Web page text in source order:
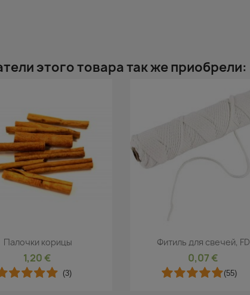
этого товара так же приобрели:
Быстрый просмотр
Палочки корицы
1,20 €
(3)
Быстрый просмотр
Фитиль для свечей, FD
0,07 €
(55)